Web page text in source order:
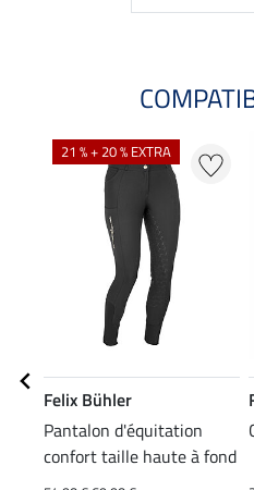
21 % + 20 % EXTRA
Felix Bühler
Pantalon d'équitation
confort taille haute à fond
intégral grip Tabea